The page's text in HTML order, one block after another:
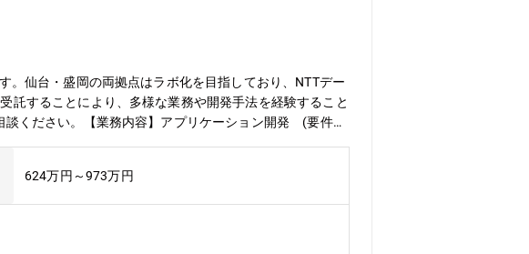
。仙台・盛岡の両拠点はラボ化を目指しており、NTTデー
託することにより、多様な業務や開発手法を経験すること
ください。【業務内容】アプリケーション開発 (要件定
す。将来的には複数のプロジェクトの開発に参画すること
的には複数のプロジェクトの開発に参画することで、技術
ト例】NTTデータグループの開発標準に基づく、アプリケ
事していただきます。これまでのご経験や入社後の実績に
課長代理、課長■求める人物像・仙台／盛岡に在住しな
624万円～973万円